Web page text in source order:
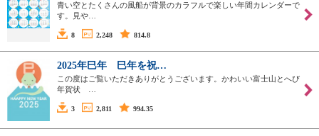
青い空とたくさんの風船が背景のカラフルで楽しい年間カレンダーで
す。見や…
8 2,248 814.8
2025年巳年 巳年を祝…
この度はご覧いただきありがとうございます。かわいい富士山とへび
年賀状 …
3 2,811 994.35